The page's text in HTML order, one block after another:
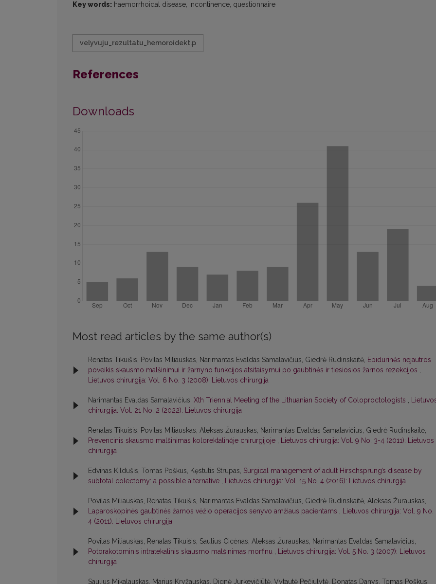
Key words: haemorrhoidal disease, incontinence, questionnaire
velyvuju_rezultatu_hemoroidekt.p
References
Downloads
Most read articles by the same author(s)
Renatas Tikuišis, Povilas Miliauskas, Narimantas Evaldas Samalavičius, Giedrė Rudinskaitė, Epidurinės nejautros
poveikis skausmo malšinimui ir žarnyno funkcijos atsitaisymui po gaubtinės ir tiesiosios žarnos rezekcijos ,
Lietuvos chirurgija: Vol. 6 No. 3 (2008): Lietuvos chirurgija
Narimantas Evaldas Samalavičius, Xth Triennial Meeting of the Lithuanian Society of Coloproctologists ,
chirurgija: Vol. 21 No. 2 (2022): Lietuvos chirurgija
Renatas Tikuišis, Povilas Miliauskas, Aleksas Žurauskas, Narimantas Evaldas Samalavičius, Giedrė Rudinskaitė,
Prevencinis skausmo malšinimas kolorektalinėje chirurgijoje , Lietuvos chirurgija: Vol. 9 No. 3-4 (2011): Lietuvos
chirurgija
Edvinas Kildušis, Tomas Poškus, Kęstutis Strupas, Surgical management of adult Hirschsprung’s disease by
subtotal colectomy: a possible alternative , Lietuvos chirurgija: Vol. 15 No. 4 (2016): Lietuvos chirurgija
Povilas Miliauskas, Renatas Tikuišis, Narimantas Evaldas Samalavičius, Giedrė Rudinskaitė, Aleksas Žurauskas,
Laparoskopinės gaubtinės žarnos vėžio operacijos senyvo amžiaus pacientams , Lietuvos chirurgija: Vol. 9 No.
4 (2011): Lietuvos chirurgija
Povilas Miliauskas, Renatas Tikuišis, Saulius Cicėnas, Aleksas Žurauskas, Narimantas Evaldas Samalavičius,
Potorakotominis intratekalinis skausmo malšinimas morfinu , Lietuvos chirurgija: Vol. 5 No. 3 (2007): Lietuvos
chirurgija
Saulius Mikalauskas, Marius Kryžauskas, Dignė Jurkevičiūtė, Vytautė Pečiulytė, Donatas Danys, Tomas Poškus,